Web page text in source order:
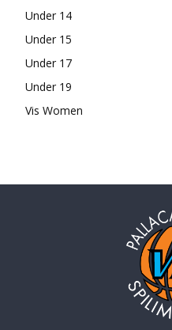
Under 14
Under 15
Under 17
Under 19
Vis Women